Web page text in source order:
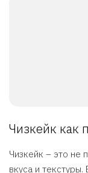
Чизкейк как
Чизкейк – это не
вкуса и текстуры.